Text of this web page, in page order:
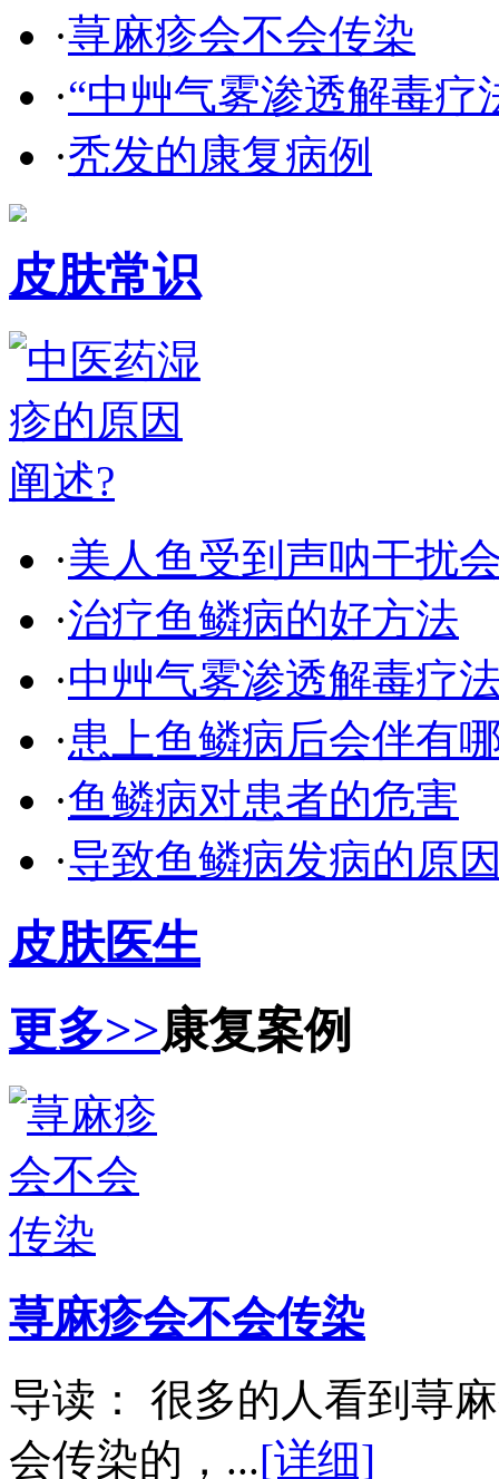
·荨麻疹会不会传染
·“中艸气雾渗透解毒疗
·秃发的康复病例
皮肤常识
·美人鱼受到声呐干扰
·治疗鱼鳞病的好方法
·中艸气雾渗透解毒疗
·患上鱼鳞病后会伴有
·鱼鳞病对患者的危害
·导致鱼鳞病发病的原
皮肤医生
更多>>康复案例
荨麻疹会不会传染
导读： 很多的人看到荨
会传染的，...[详细]